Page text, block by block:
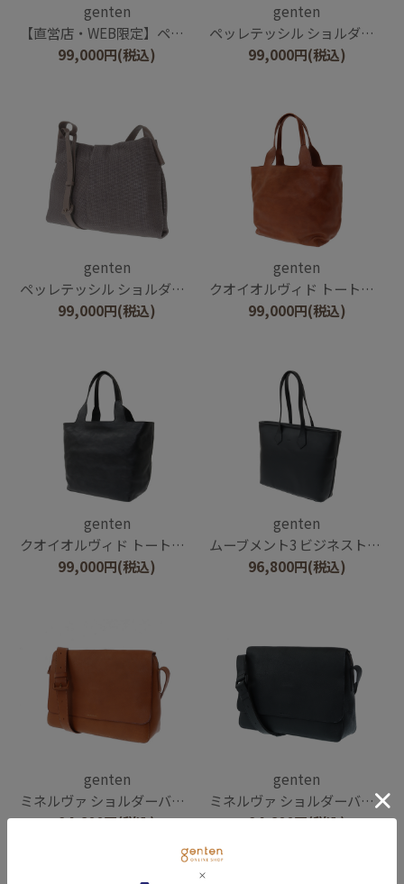
genten
【直営店・WEB限定】ペッレテッシル ショルダーバッグ
99,000円(税込)
genten
ペッレテッシル ショルダーバッグ
99,000円(税込)
genten
ペッレテッシル ショルダーバッグ
99,000円(税込)
genten
クオイオルヴィド トートバッグ大
99,000円(税込)
genten
クオイオルヴィド トートバッグ大
99,000円(税込)
genten
ムーブメント3 ビジネストート
96,800円(税込)
genten
ミネルヴァ ショルダーバッグ
94,600円(税込)
genten
ミネルヴァ ショルダーバッグ
94,600円(税込)